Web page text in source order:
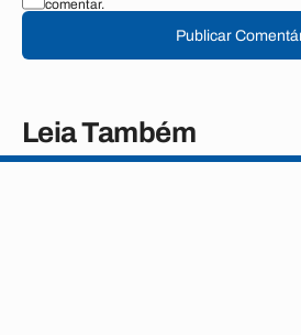
comentar.
Publicar
Leia Também